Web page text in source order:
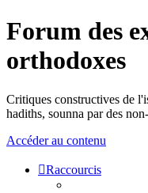
Forum des
orthodoxes
Critiques constructives de
hadiths, sounna par des
Accéder au contenu
Raccourcis